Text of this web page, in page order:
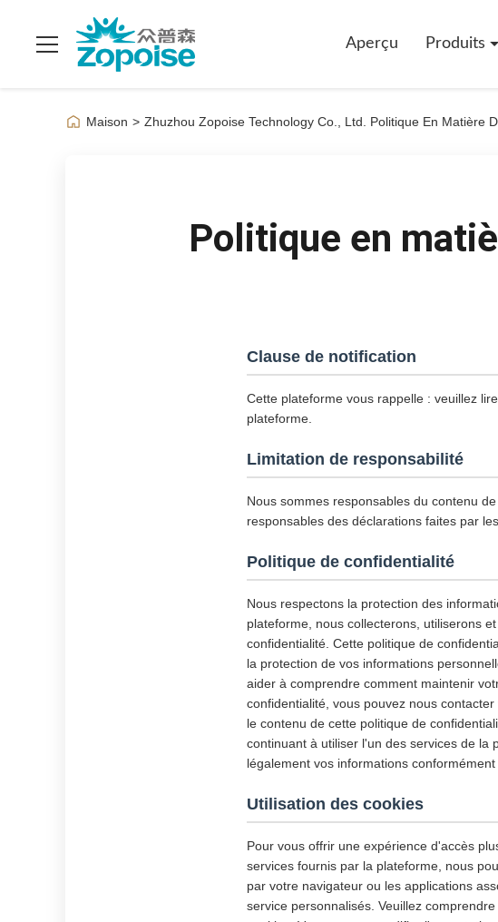
Aperçu Produits
Maison > Zhuzhou Zopoise Technology Co., Ltd. Politique En Matière
Politique en
Clause de notification
Cette plateforme vous rappelle : veuillez
plateforme.
Limitation de responsabilité
Nous sommes responsables du contenu
responsables des déclarations faites par
Politique de confidentialité
Nous respectons la protection des
plateforme, nous collecterons, utiliserons
confidentialité. Cette politique de
la protection de vos informations
aider à comprendre comment maintenir
confidentialité, vous pouvez nous
le contenu de cette politique de
continuant à utiliser l'un des services de la
légalement vos informations
Utilisation des cookies
Pour vous offrir une expérience d'accès
services fournis par la plateforme, nous
par votre navigateur ou les applications
service personnalisés. Veuillez